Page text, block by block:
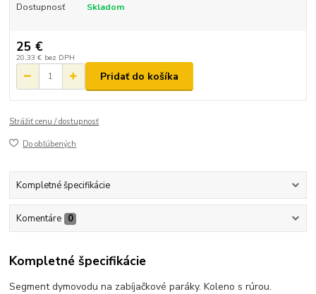
Dostupnosť Skladom
25 €
20,33 € bez DPH
Pridať do košíka
Strážiť cenu / dostupnosť
Do obľúbených
Kompletné špecifikácie
Komentáre 0
Kompletné špecifikácie
Segment dymovodu na zabíjačkové paráky. Koleno s rúrou.